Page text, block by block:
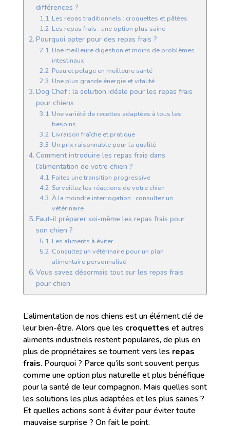
différences ?
Les repas traditionnels : croquettes et pâtées
Les repas frais : une option plus saine
Pourquoi opter pour des repas frais ?
Une meilleure digestion et moins de problèmes
intestinaux
Peau et pelage en meilleure santé
Une plus grande énergie et vitalité
Dog Chef : la solution idéale pour les repas frais
pour chiens
Une variété de recettes adaptées à tous les
besoins
Livraison fraîche et pratique
Un prix raisonnable pour la qualité
Comment introduire les repas frais dans
l’alimentation de votre chien ?
Faites une transition progressive
Surveillez les réactions de votre chien
À la moindre interrogation : consultez un
vétérinaire
Faut-il préparer soi-même les repas frais pour
son chien ?
Les aliments à éviter
Consultez un vétérinaire pour un plan
alimentaire personnalisé
Vous savez désormais tout sur les repas frais
pour chien
L’alimentation de nos chiens est un élément clé de
leur bien-être. Alors que les croquettes et autres
aliments industriels restent populaires, de plus en
plus de propriétaires se tournent vers les repas
frais. Pourquoi ? Parce qu’ils sont souvent perçus
comme une option plus naturelle et plus bénéfique
pour la santé de leur compagnon. Mais quelles sont
les solutions les plus adaptées et les plus saines ?
Et quelles actions sont à éviter pour éviter toute
mauvaise surprise ? On fait le point.